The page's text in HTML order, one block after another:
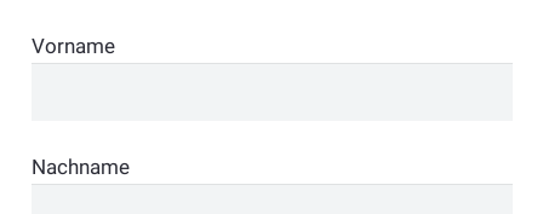
Vorname
Nachname